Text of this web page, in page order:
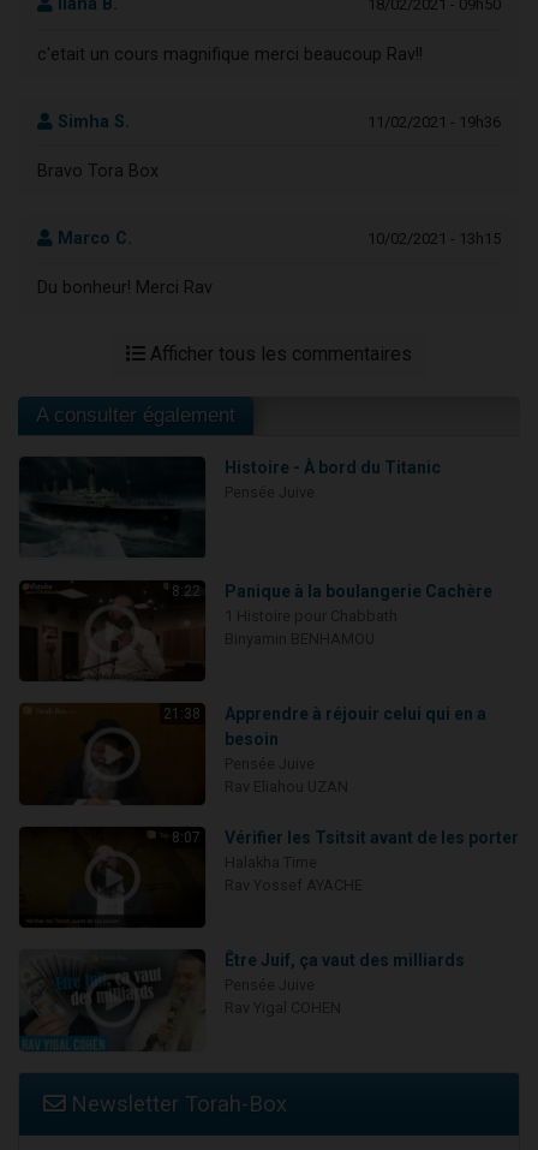
Ilana B. 18/02/2021 - 09h50
c'etait un cours magnifique merci beaucoup Rav!!
Simha S. 11/02/2021 - 19h36
Bravo Tora Box
Marco C. 10/02/2021 - 13h15
Du bonheur! Merci Rav
Afficher tous les commentaires
A consulter également
Histoire - À bord du Titanic
8:22 Panique à la boulangerie Cachère
21:38
Apprendre à réjouir celui qui en a
besoin
8:07 Vérifier les Tsitsit avant de les porter
Être Juif, ça vaut des milliards
Newsletter Torah-Box